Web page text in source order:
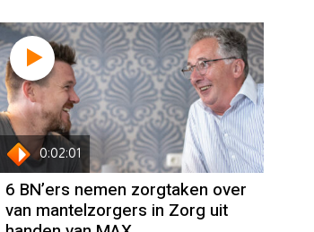
0:02:01
6 BN’ers nemen zorgtaken over
van mantelzorgers in Zorg uit